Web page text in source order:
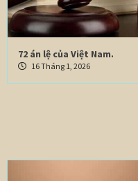
72 án lệ của Việt Nam.
16 Tháng 1, 2026